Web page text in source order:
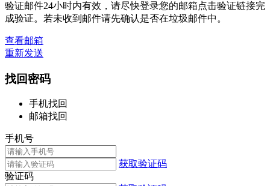
验证邮件24小时内有效，请尽快登录您的邮箱点击验证链接完
成验证。若未收到邮件请先确认是否在垃圾邮件中。
查看邮箱
重新发送
找回密码
手机找回
邮箱找回
手机号
获取验证码
验证码